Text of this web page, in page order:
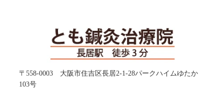
〒558-0003 大阪市住吉区長居2-1-28パークハイムゆたか
103号